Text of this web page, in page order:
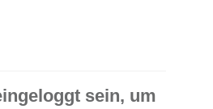
sein, um